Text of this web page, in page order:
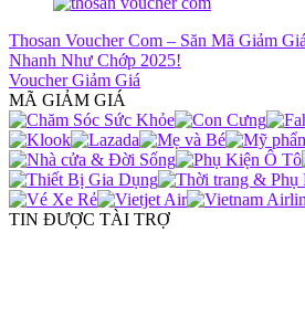
Thosan Voucher Com – Săn Mã Giảm
Nhanh Như Chớp 2025!
Voucher Giảm Giá
MÃ GIẢM GIÁ
TIN ĐƯỢC TÀI TRỢ